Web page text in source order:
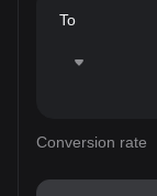
To
Conversion rate